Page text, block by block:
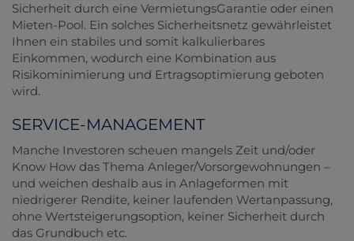
Sicherheit durch eine VermietungsGarantie oder einen
Mieten-Pool. Ein solches Sicherheitsnetz gewährleistet
Ihnen ein stabiles und somit kalkulierbares
Einkommen, wodurch eine Kombination aus
Risikominimierung und Ertragsoptimierung geboten
wird.
SERVICE-MANAGEMENT
Manche Investoren scheuen mangels Zeit und/oder
Know How das Thema Anleger/Vorsorgewohnungen –
und weichen deshalb aus in Anlageformen mit
niedrigerer Rendite, keiner laufenden Wertanpassung,
ohne Wertsteigerungsoption, keiner Sicherheit durch
das Grundbuch etc.